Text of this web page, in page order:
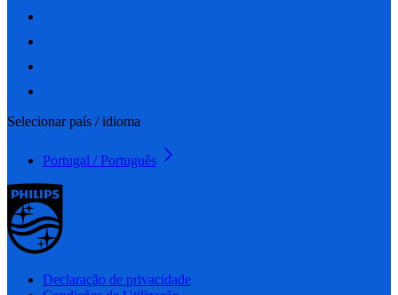
Selecionar país / idioma
Portugal / Português
Declaração de privacidade